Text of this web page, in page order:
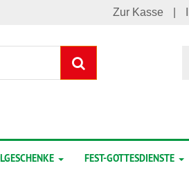
Zur Kasse
FEST-GOTTESDIENSTE